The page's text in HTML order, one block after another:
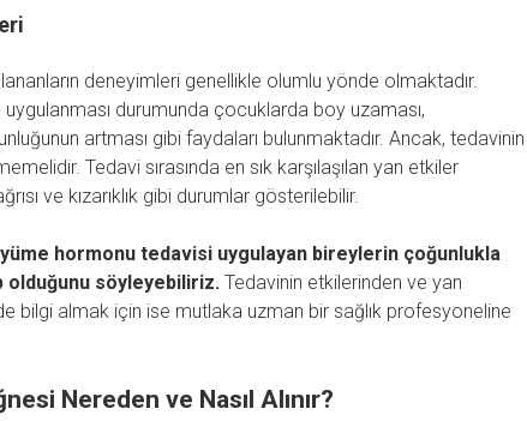
deneyimleri genellikle olumlu yönde olmaktadır.
durumunda çocuklarda boy uzaması,
artması gibi faydaları bulunmaktadır. Ancak, tedavinin
Tedavi sırasında en sık karşılaşılan yan etkiler
ve kızarıklık gibi durumlar gösterilebilir.
hormonu tedavisi uygulayan bireylerin çoğunlukla
olduğunu söyleyebiliriz. Tedavinin etkilerinden ve yan
bilgi almak için ise mutlaka uzman bir sağlık profesyoneline
Nereden ve Nasıl Alınır?